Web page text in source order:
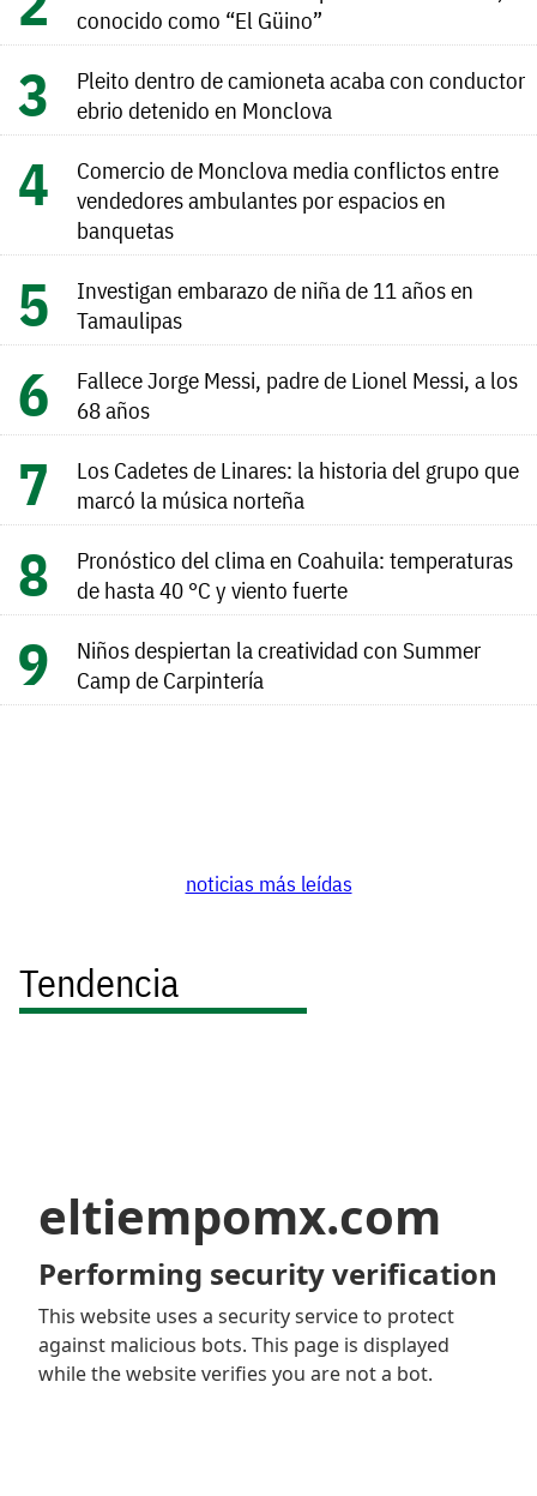
conocido como “El Güino”
Pleito dentro de camioneta acaba con conductor
ebrio detenido en Monclova
Comercio de Monclova media conflictos entre
vendedores ambulantes por espacios en
banquetas
Investigan embarazo de niña de 11 años en
Tamaulipas
Fallece Jorge Messi, padre de Lionel Messi, a los
68 años
Los Cadetes de Linares: la historia del grupo que
marcó la música norteña
Pronóstico del clima en Coahuila: temperaturas
de hasta 40 °C y viento fuerte
Niños despiertan la creatividad con Summer
Camp de Carpintería
noticias más leídas
Tendencia